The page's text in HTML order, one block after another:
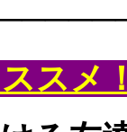
スメ